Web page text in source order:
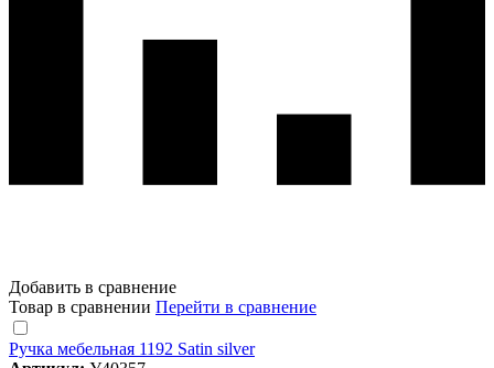
Добавить в сравнение
Товар в сравнении Перейти в сравнение
Ручка мебельная 1192 Satin silver